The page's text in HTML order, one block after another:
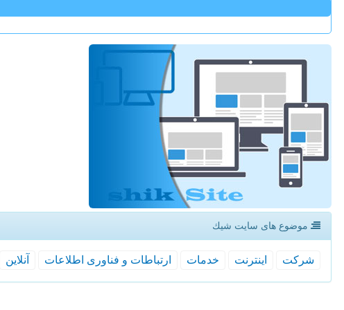
موضوع های سایت شیك
شركت اینترنت خدمات ارتباطات و فناوری اطلاعات آنلاین